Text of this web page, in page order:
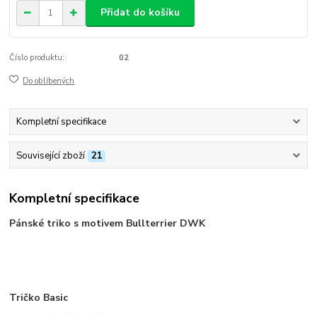
Přidat do košíku
Číslo produktu: 02
Do oblíbených
Kompletní specifikace
Související zboží 21
Kompletní specifikace
Pánské triko s motivem Bullterrier DWK
Tričko Basic